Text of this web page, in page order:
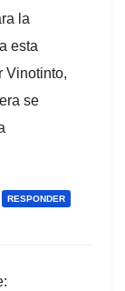
la
esta
Vinotinto,
se
RESPONDER